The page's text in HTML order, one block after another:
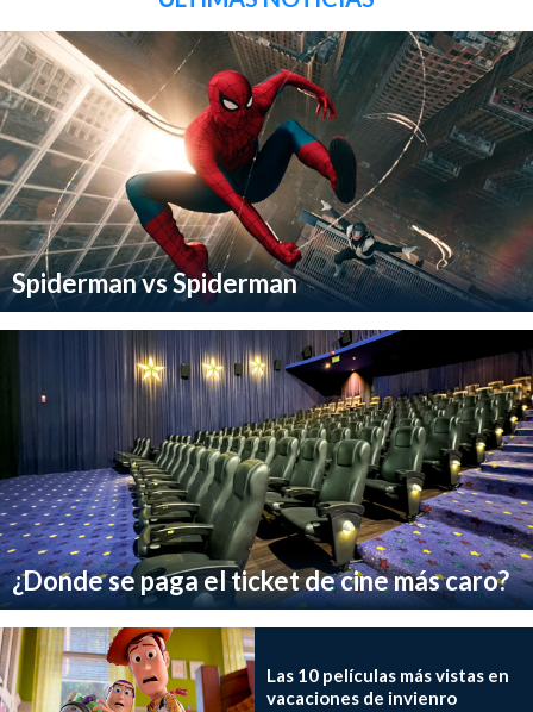
Spiderman vs Spiderman
¿Donde se paga el ticket de cine más caro?
Las 10 películas más vistas en
vacaciones de invienro